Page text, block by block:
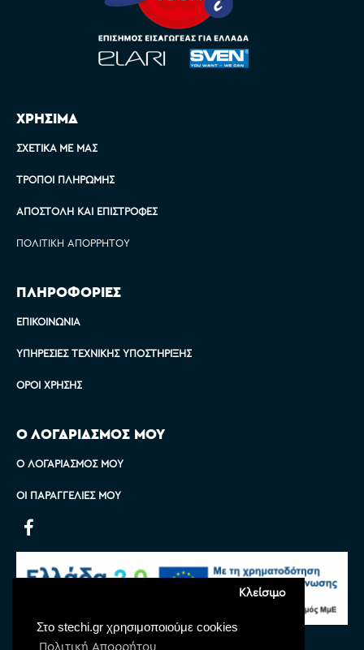
Στο stechi.gr χρησιμοποιούμε cookies
Πολιτική Απορρήτου
Κλείσιμο
ΧΡΗΣΙΜΑ
ΣΧΕΤΙΚΆ ΜΕ ΜΑΣ
ΤΡΌΠΟΙ ΠΛΗΡΩΜΉΣ
ΑΠΟΣΤΟΛΉ ΚΑΙ ΕΠΙΣΤΡΟΦΈΣ
ΠΟΛΙΤΙΚΉ ΑΠΟΡΡΉΤΟΥ
ΠΛΗΡΟΦΟΡΙΕΣ
ΕΠΙΚΟΙΝΩΝΊΑ
ΥΠΗΡΕΣΊΕΣ ΤΕΧΝΙΚΉΣ ΥΠΟΣΤΉΡΙΞΗΣ
ΌΡΟΙ ΧΡΉΣΗΣ
Ο ΛΟΓΑΡΙΑΣΜΟΣ ΜΟΥ
Ο ΛΟΓΑΡΙΑΣΜΌΣ ΜΟΥ
ΟΙ ΠΑΡΑΓΓΕΛΊΕΣ ΜΟΥ